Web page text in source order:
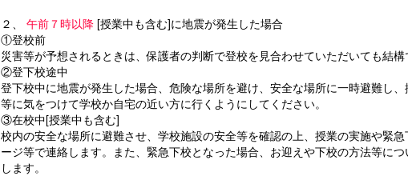
２、 午前７時以降 [授業中も含む]に地震が発生した場合
①登校前
災害等が予想されるときは、保護者の判断で登校を見合わせていただいても結構
②登下校途中
登下校中に地震が発生した場合、危険な場所を避け、安全な場所に一時避難し
等に気をつけて学校か自宅の近い方に行くようにしてください。
③在校中[授業中も含む]
校内の安全な場所に避難させ、学校施設の安全等を確認の上、授業の実施や緊
ージ等で連絡します。また、緊急下校となった場合、お迎えや下校の方法等に
します。